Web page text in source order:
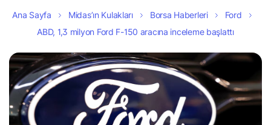
Ana Sayfa Midas’ın Kulakları Borsa Haberleri
Ford
ABD, 1,3 milyon Ford F-150 aracına inceleme başlattı